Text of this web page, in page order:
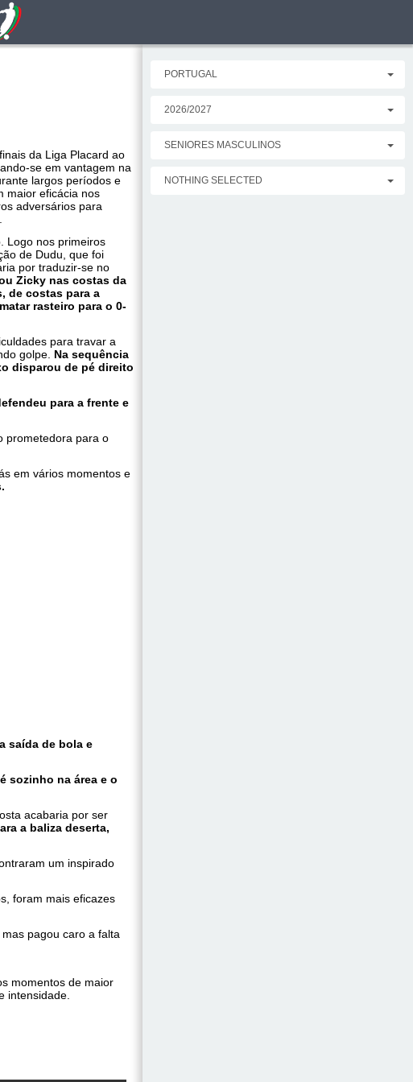
da Liga Placard ao
se em vantagem na
largos períodos e
maior eficácia nos
adversários para
Logo nos primeiros
de Dudu, que foi
por traduzir-se no
Zicky nas costas da
de costas para a
rasteiro para o 0-
para travar a
golpe. Na sequência
disparou de pé direito
para a frente e
prometedora para o
em vários momentos e
saída de bola e
sozinho na área e o
acabaria por ser
a baliza deserta,
um inspirado
foram mais eficazes
pagou caro a falta
momentos de maior
intensidade.
PORTUGAL
2026/2027
SENIORES MASCULINOS
NOTHING SELECTED